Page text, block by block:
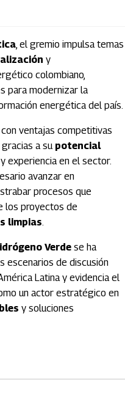
, el gremio impulsa temas
y
colombiano,
para modernizar la
energética del país.
ventajas competitivas
a su potencial
experiencia en el sector.
avanzar en
procesos que
los proyectos de
limpias.
Verde se ha
escenarios de discusión
Latina y evidencia el
un actor estratégico en
y soluciones